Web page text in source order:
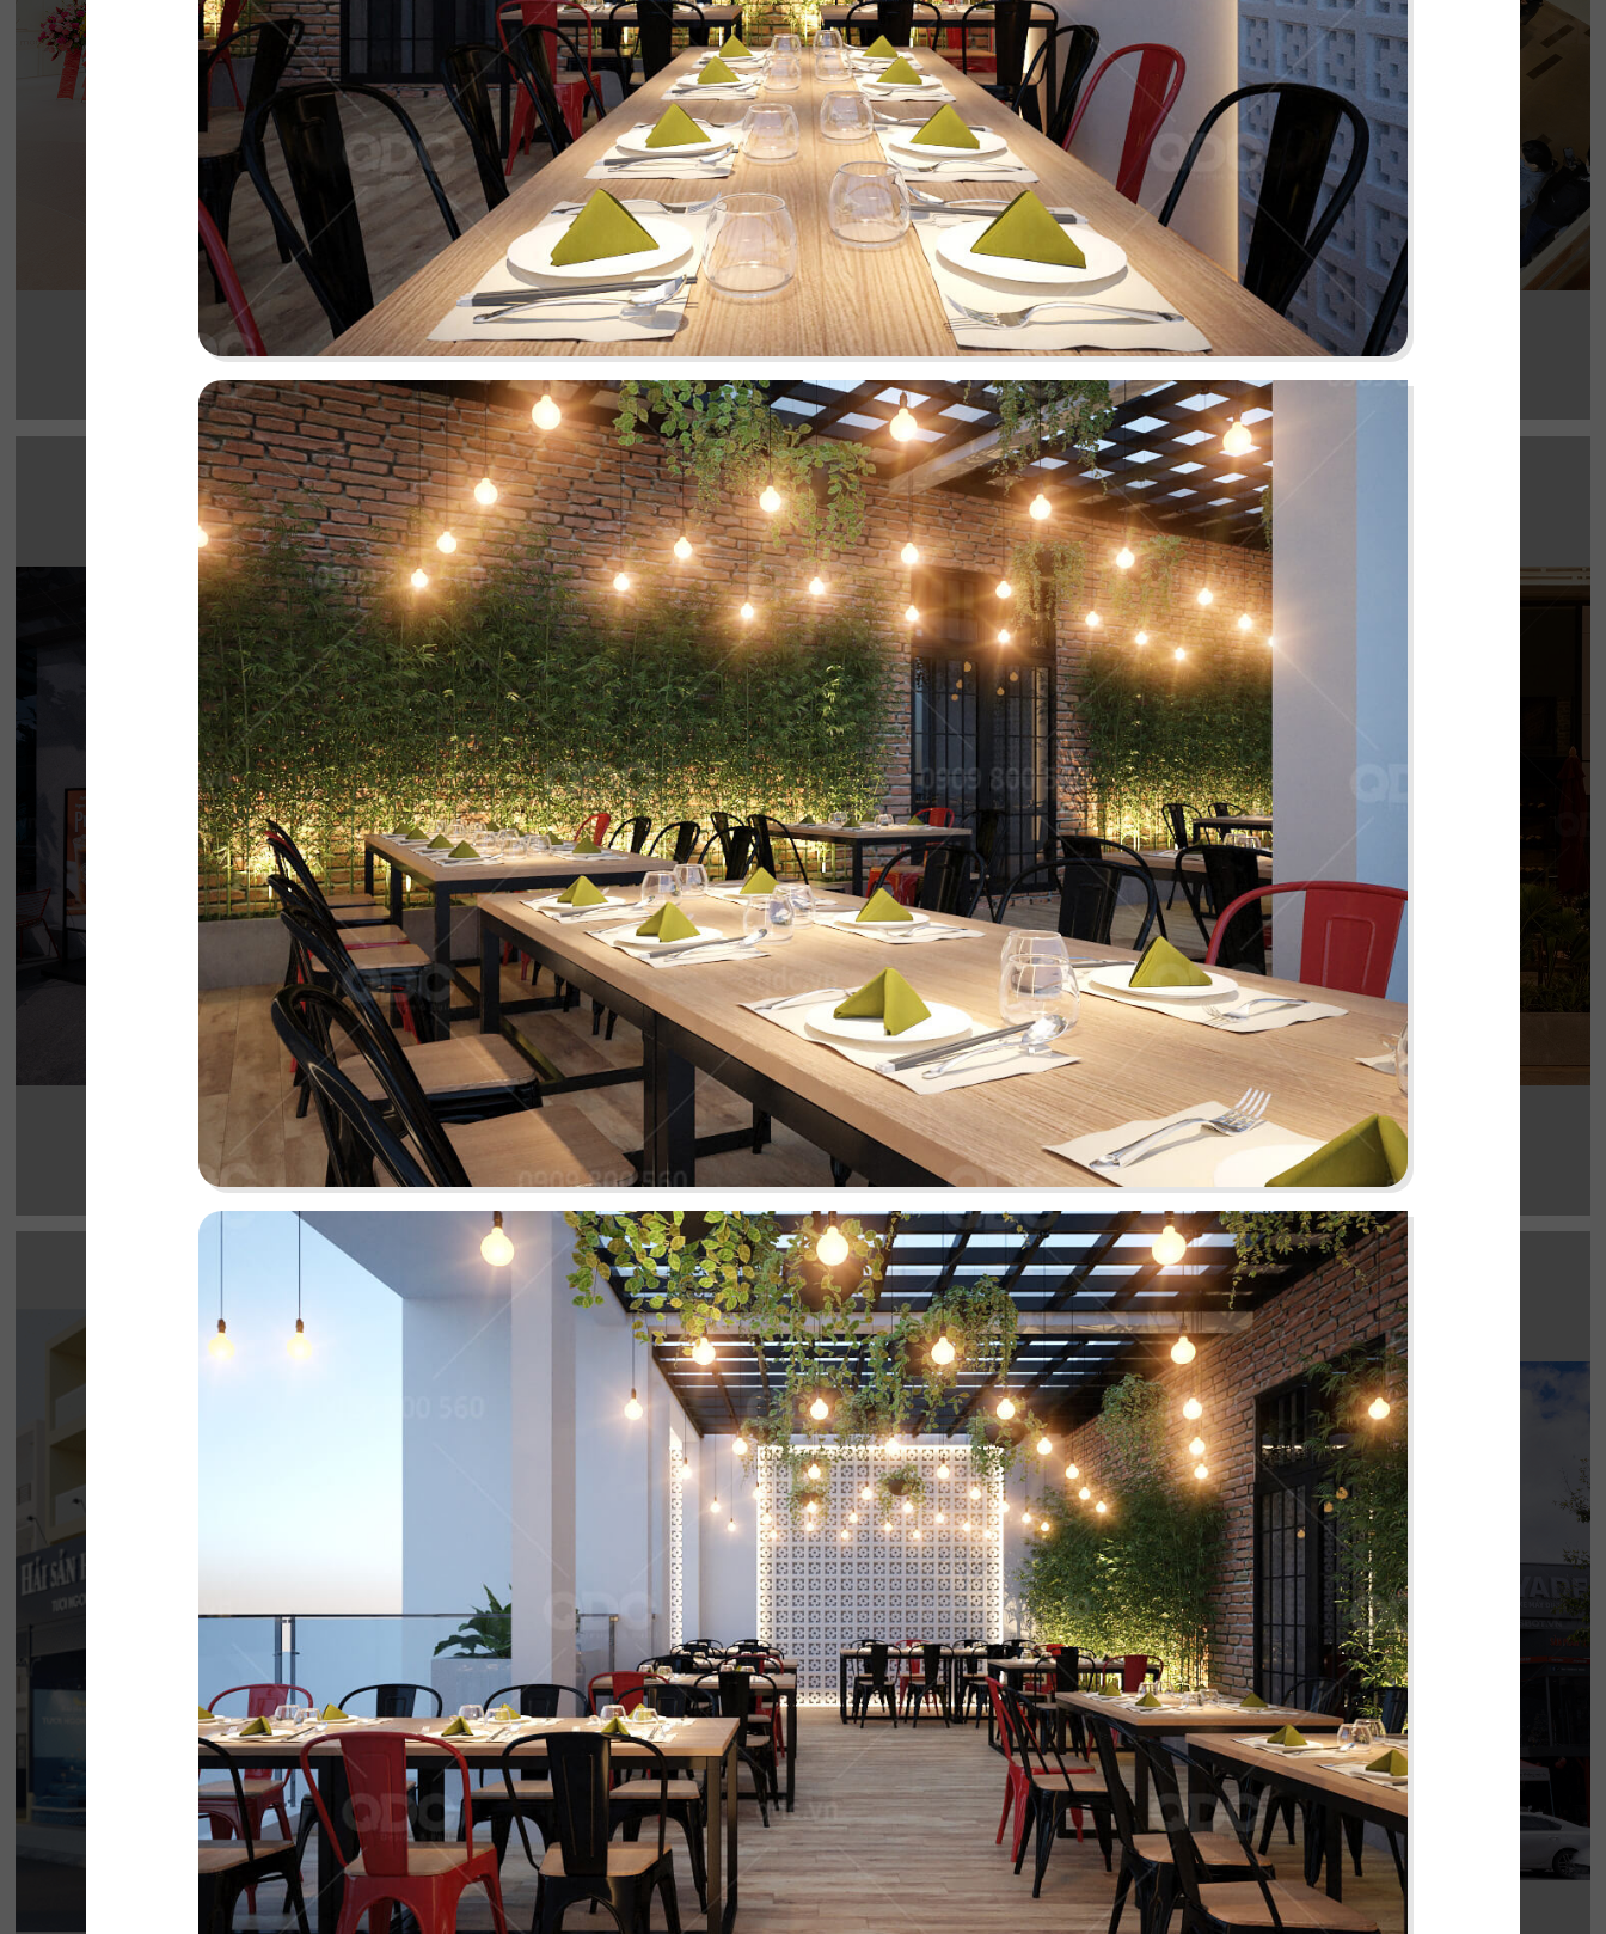
Nam dân gian đương đại...
Chi tiết
con đường Võ Thị Sáu sầm uất...
Chi tiết
HIGHLANDS COFFEE
Highlands Sunwah do QDC Design & Build thi công sở hữu
không gian hai mặt tiền rộng rãi cùng phong cách thiết kế
hiện đại, sang trọng.
Chi tiết
EL GAUCHO
El Gaucho Lotte Mall hứa hẹn là điểm đến lý tưởng cho trải
nghiệm ẩm thực Âu đỉnh cao mang phong cách công
nghiệp độc đáo
Chi tiết
Đội ngũ thiết kế QDC đã khéo léo kết hợp nét đặc trưng
phong cách Địa Trung Hải với vẻ đẹp thanh lịch, sang trọng
của Indochine
Chi tiết
KOI THÉ
QDC rất hân hạnh khi được đồng hành cùng chủ đầu tư cho
dự án tổng thầu thi công chi nhánh KOI Thé đầu tiên tại Biên
Hòa, Đồng Nai.
Chi tiết